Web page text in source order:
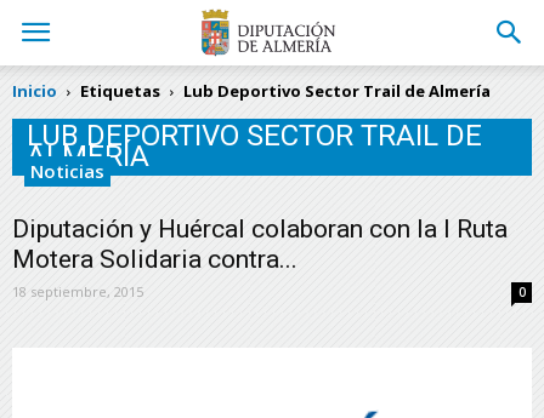
Inicio Etiquetas Lub Deportivo Sector Trail de Almería
LUB DEPORTIVO SECTOR TRAIL DE
ALMERÍA
Noticias
Diputación y Huércal colaboran con la I Ruta
Motera Solidaria contra...
18 septiembre, 2015 0